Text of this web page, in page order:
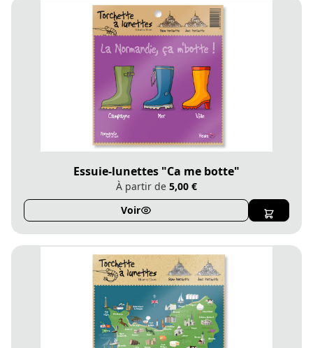
Essuie-lunettes "Ca me botte"
À partir de 5,00 €
Voir